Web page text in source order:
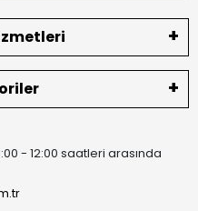
- 12:00 saatleri arasında